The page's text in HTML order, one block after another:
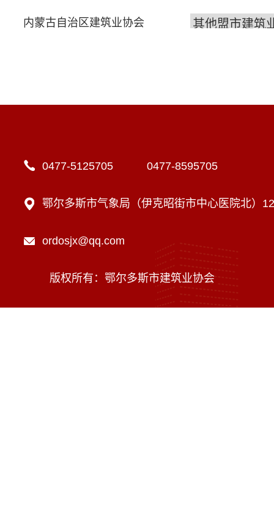
内蒙古自治区建筑业协会
0477-5125705 0477-8595705
鄂尔多斯市气象局（伊克昭街市中心医院北）
ordosjx@qq.com
版权所有：鄂尔多斯市建筑业协会